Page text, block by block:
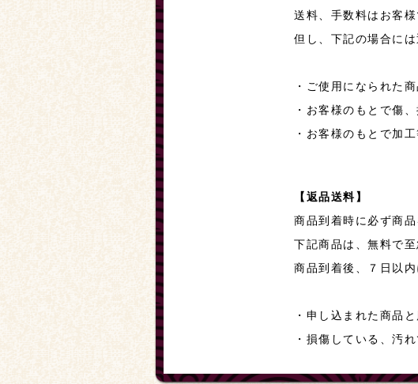
送料、手数料はお客様
但し、下記の場合に
・ご使用になられた商
・お客様のもとで傷
・お客様のもとで加
【返品送料】
商品到着時に必ず商品
下記商品は、無料で
商品到着後、７日以
・申し込まれた商品
・損傷している、汚